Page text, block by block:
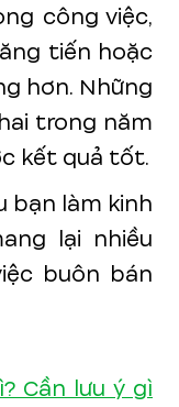
công việc,
tiến hoặc
hơn. Những
trong năm
kết quả tốt.
bạn làm kinh
lại nhiều
buôn bán
Cần lưu ý gì